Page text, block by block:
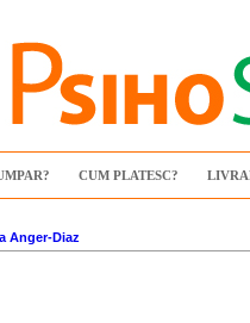
CUM PLATESC?
Anger-Diaz